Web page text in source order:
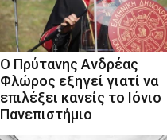
Ο Πρύτανης Ανδρέας
Φλώρος εξηγεί γιατί να
επιλέξει κανείς το Ιόνιο
Πανεπιστήμιο